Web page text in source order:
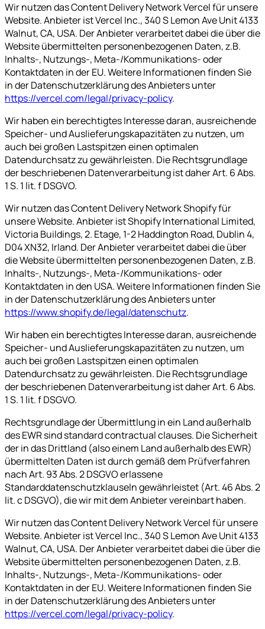
Wir nutzen das Content Delivery Network Vercel für unsere
Website. Anbieter ist Vercel Inc., 340 S Lemon Ave Unit 4133
Walnut, CA, USA. Der Anbieter verarbeitet dabei die über die
Website übermittelten personenbezogenen Daten, z.B.
Inhalts-, Nutzungs-, Meta-/Kommunikations- oder
Kontaktdaten in der EU. Weitere Informationen finden Sie
in der Datenschutzerklärung des Anbieters unter
https://vercel.com/legal/privacy-policy.
Wir haben ein berechtigtes Interesse daran, ausreichende
Speicher- und Auslieferungskapazitäten zu nutzen, um
auch bei großen Lastspitzen einen optimalen
Datendurchsatz zu gewährleisten. Die Rechtsgrundlage
der beschriebenen Datenverarbeitung ist daher Art. 6 Abs.
1 S. 1 lit. f DSGVO.
Wir nutzen das Content Delivery Network Shopify für
unsere Website. Anbieter ist Shopify International Limited,
Victoria Buildings, 2. Etage, 1-2 Haddington Road, Dublin 4,
D04 XN32, Irland. Der Anbieter verarbeitet dabei die über
die Website übermittelten personenbezogenen Daten, z.B.
Inhalts-, Nutzungs-, Meta-/Kommunikations- oder
Kontaktdaten in den USA. Weitere Informationen finden Sie
in der Datenschutzerklärung des Anbieters unter
https://www.shopify.de/legal/datenschutz.
Wir haben ein berechtigtes Interesse daran, ausreichende
Speicher- und Auslieferungskapazitäten zu nutzen, um
auch bei großen Lastspitzen einen optimalen
Datendurchsatz zu gewährleisten. Die Rechtsgrundlage
der beschriebenen Datenverarbeitung ist daher Art. 6 Abs.
1 S. 1 lit. f DSGVO.
Rechtsgrundlage der Übermittlung in ein Land außerhalb
des EWR sind standard contractual clauses. Die Sicherheit
der in das Drittland (also einem Land außerhalb des EWR)
übermittelten Daten ist durch gemäß dem Prüfverfahren
nach Art. 93 Abs. 2 DSGVO erlassene
Standarddatenschutzklauseln gewährleistet (Art. 46 Abs. 2
lit. c DSGVO), die wir mit dem Anbieter vereinbart haben.
Wir nutzen das Content Delivery Network Vercel für unsere
Website. Anbieter ist Vercel Inc., 340 S Lemon Ave Unit 4133
Walnut, CA, USA. Der Anbieter verarbeitet dabei die über die
Website übermittelten personenbezogenen Daten, z.B.
Inhalts-, Nutzungs-, Meta-/Kommunikations- oder
Kontaktdaten in der EU. Weitere Informationen finden Sie
in der Datenschutzerklärung des Anbieters unter
https://vercel.com/legal/privacy-policy.